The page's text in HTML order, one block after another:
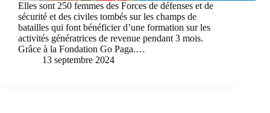
Elles sont 250 femmes des Forces de défenses et de
sécurité et des civiles tombés sur les champs de
batailles qui font bénéficier d’une formation sur les
activités génératrices de revenue pendant 3 mois.
Grâce à la Fondation Go Paga.…
13 septembre 2024